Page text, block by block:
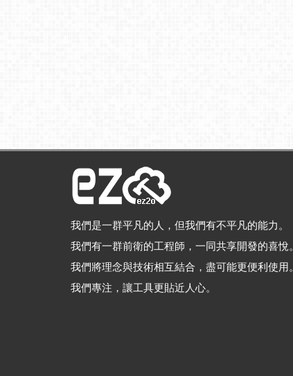
我們是一群平凡的人，但我們有不平凡的能力。
我們有一群前衛的工程師，一同共享開發的喜悅。
我們將理念與技術相互結合，盡可能更便利使用。
我們專注，讓工具更貼近人心。